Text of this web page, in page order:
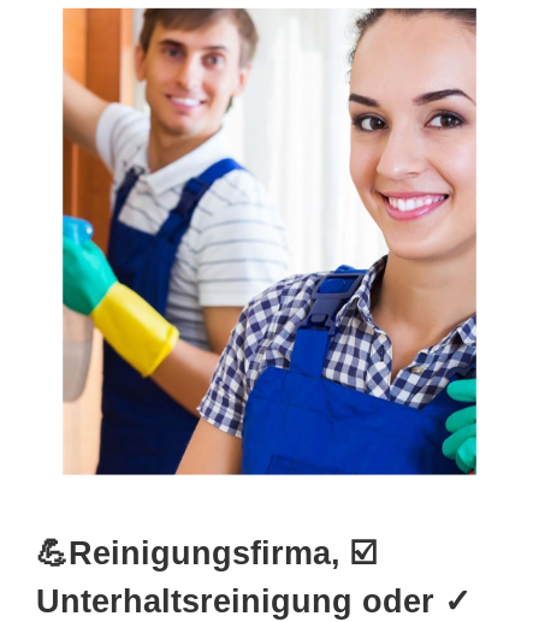
💪Reinigungsfirma, ☑️
Unterhaltsreinigung oder ✓